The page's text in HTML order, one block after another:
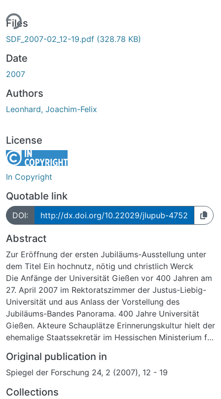
Files
SDF_2007-02_12-19.pdf (328.78 KB)
Date
2007
Authors
Leonhard, Joachim-Felix
License
In Copyright
Quotable link
DOI: http://dx.doi.org/10.22029/jlupub-4752
Abstract
Zur Eröffnung der ersten Jubiläums-Ausstellung unter
dem Titel Ein hochnutz, nötig und christlich Werck
Die Anfänge der Universität Gießen vor 400 Jahren am
27. April 2007 im Rektoratszimmer der Justus-Liebig-
Universität und aus Anlass der Vorstellung des
Jubiläums-Bandes Panorama. 400 Jahre Universität
Gießen. Akteure Schauplätze Erinnerungskultur hielt der
ehemalige Staatssekretär im Hessischen Ministerium für
Behring-Röntgen-Stiftung mit Sitz in Marburg, der
Historiker Prof. Dr. Joachim-Felix Leonhard, im
Ansprache.
Original publication in
Spiegel der Forschung 24, 2 (2007), 12 - 19
Collections